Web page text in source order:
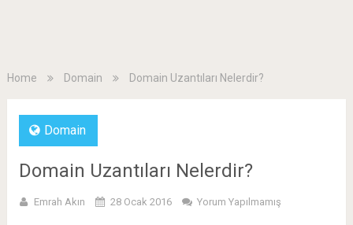
Home Domain Domain Uzantıları Nelerdir?
Domain
Domain Uzantıları Nelerdir?
Emrah Akın 28 Ocak 2016 Yorum Yapılmamış